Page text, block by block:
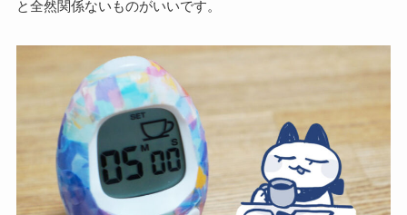
と全然関係ないものがいいです。